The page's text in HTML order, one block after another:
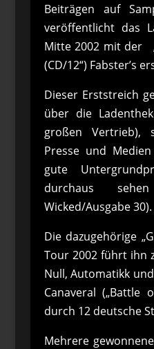
Beiträgen auf
veröffentlicht das
Mitte 2002 mit der
(CD/12“) Fabster’s
Dieser Erststreich
über die
großen Vertrieb),
Presse und
gute
durchaus
Wicked/Ausgabe 30).
Die dazugehörige
Tour 2002 führt ihn
Null, Automatikk
Canaveral („Battle
durch 12 deutsche
Mehrere